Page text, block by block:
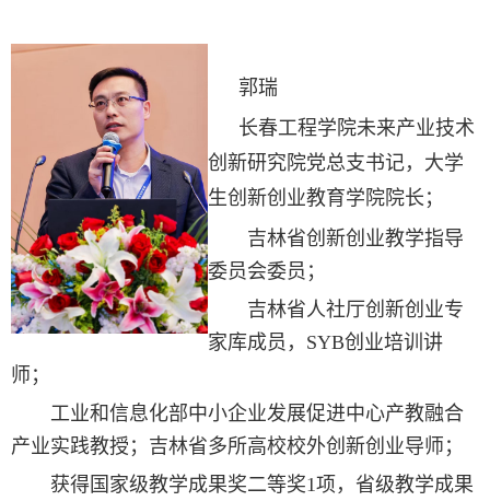
郭瑞
长春工程学院未来产业技术
创新研究院党总支书记， 大学
生创新创业教育学院院长；
吉林省创新创业教学指导
委员会委员；
吉林省人社厅创新创业专
家库成员，SYB创业培训讲
师；
工业和信息化部中小企业发展促进中心产教融合
产业实践教授； 吉林省多所高校校外创新创业导师；
获得国家级教学成果奖二等奖1项，省级教学成果